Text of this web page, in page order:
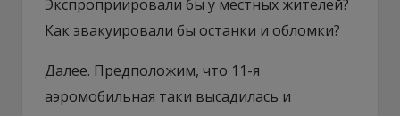
Экспроприировали бы у местных жителей?
Как эвакуировали бы останки и обломки?
Далее. Предположим, что 11-я
аэромобильная таки высадилась и